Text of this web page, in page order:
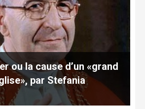
ou la cause d’un «grand
par Stefania